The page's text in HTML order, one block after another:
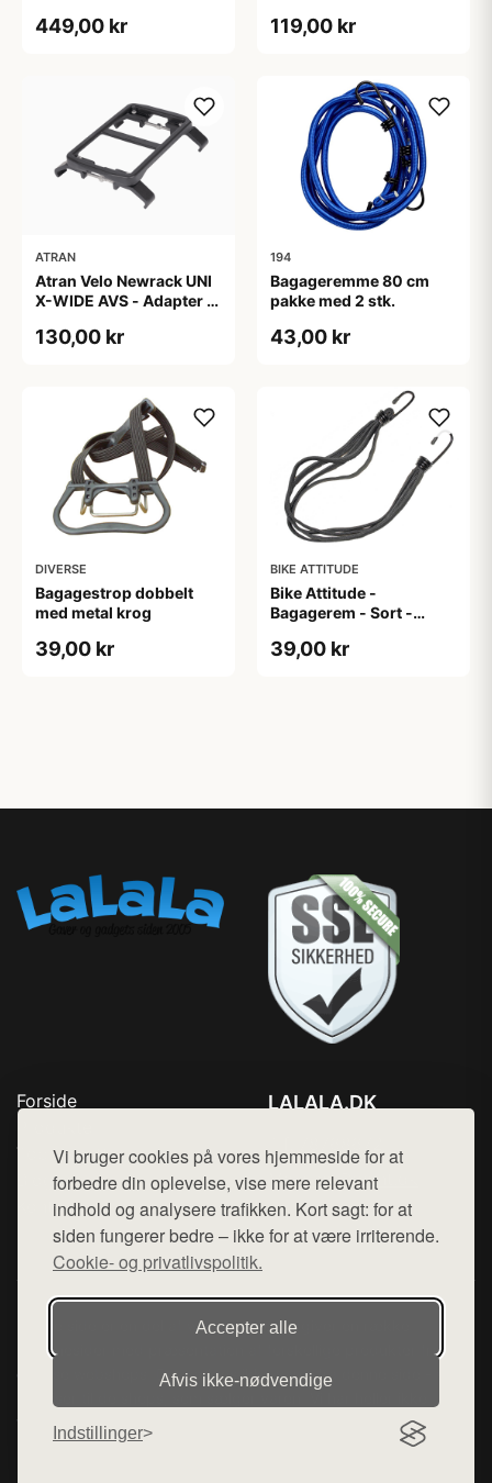
Vi bruger cookies på vores hjemmeside for at
forbedre din oplevelse, vise mere relevant
indhold og analysere trafikken. Kort sagt: for at
siden fungerer bedre – ikke for at være irriterende.
Cookie- og privatlivspolitik.
Accepter alle
Afvis ikke‑nødvendige
Indstillinger
449,00 kr
mm - Sort
119,00 kr
ATRAN
Atran Velo Newrack UNI
X-WIDE AVS - Adapter til
mm - Sort
130,00 kr
194
Bagageremme 80 cm
pakke med 2 stk.
43,00 kr
DIVERSE
Bagagestrop dobbelt
med metal krog
39,00 kr
BIKE ATTITUDE
Bike Attitude -
Bagagerem - Sort -
39,00 kr
Forside
Top Rabatter
Blog
Kontakt
LALALA.DK
Mail: hej@want.dk
Cookie- og privatlivspolitik
Denne side er en del af want.dk, der udgiver en række
hjemmesider med præsentation af forskellige produkter fra
diverse webshops. Der sælges ikke varer fra denne side - vi
varerne på lager.